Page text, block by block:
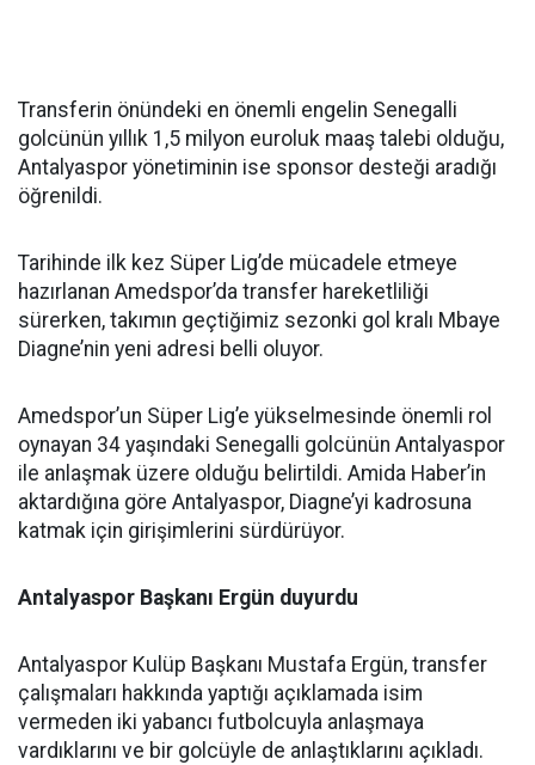
Transferin önündeki en önemli engelin Senegalli
golcünün yıllık 1,5 milyon euroluk maaş talebi olduğu,
Antalyaspor yönetiminin ise sponsor desteği aradığı
öğrenildi.
Tarihinde ilk kez Süper Lig’de mücadele etmeye
hazırlanan Amedspor’da transfer hareketliliği
sürerken, takımın geçtiğimiz sezonki gol kralı Mbaye
Diagne’nin yeni adresi belli oluyor.
Amedspor’un Süper Lig’e yükselmesinde önemli rol
oynayan 34 yaşındaki Senegalli golcünün Antalyaspor
ile anlaşmak üzere olduğu belirtildi. Amida Haber’in
aktardığına göre Antalyaspor, Diagne’yi kadrosuna
katmak için girişimlerini sürdürüyor.
Antalyaspor Başkanı Ergün duyurdu
Antalyaspor Kulüp Başkanı Mustafa Ergün, transfer
çalışmaları hakkında yaptığı açıklamada isim
vermeden iki yabancı futbolcuyla anlaşmaya
vardıklarını ve bir golcüyle de anlaştıklarını açıkladı.